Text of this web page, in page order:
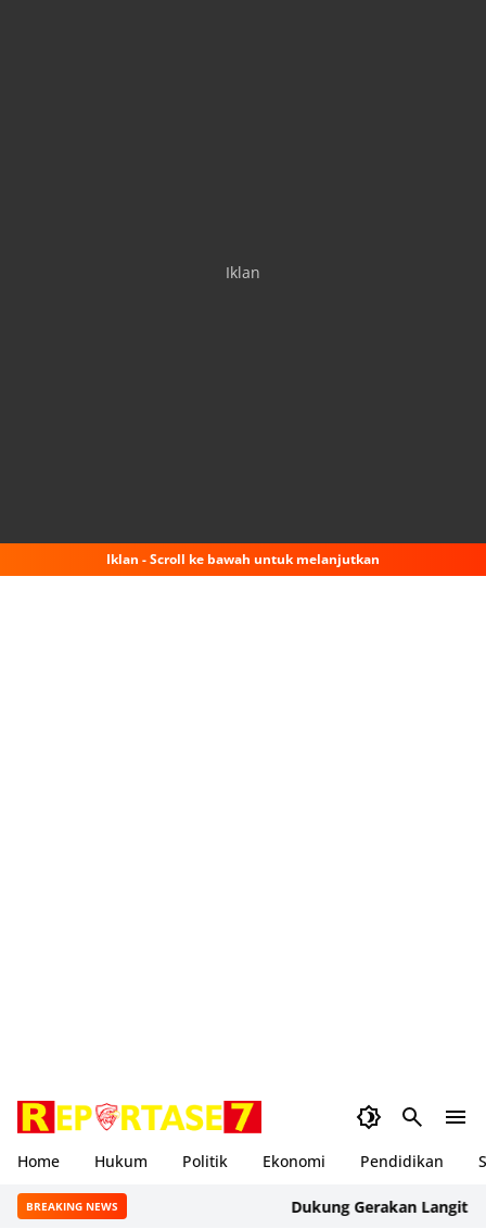
Iklan
Iklan - Scroll ke bawah untuk melanjutkan
Home Hukum Politik Ekonomi Pendidikan
BREAKING NEWS Dukung Gerakan Langit Biru